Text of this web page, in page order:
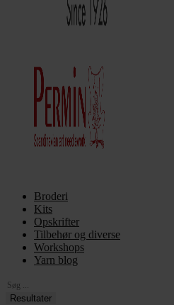
Broderi
Kits
Opskrifter
Tilbehør og diverse
Workshops
Yarn blog
Search
...Resultater